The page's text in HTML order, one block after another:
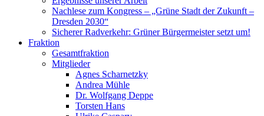
Nachlese zum Kongress – „Grüne Stadt der Zukunft –
Dresden 2030“
Sicherer Radverkehr: Grüner Bürgermeister setzt um!
Fraktion
Gesamtfraktion
Mitglieder
Agnes Scharnetzky
Andrea Mühle
Dr. Wolfgang Deppe
Torsten Hans